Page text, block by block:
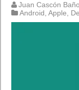
Juan Cascón
Android,Apple,